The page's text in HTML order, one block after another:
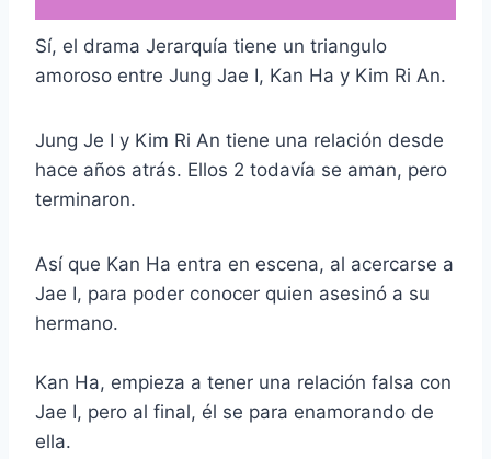
Sí, el drama Jerarquía tiene un triangulo
amoroso entre Jung Jae I, Kan Ha y Kim Ri An.
Jung Je I y Kim Ri An tiene una relación desde
hace años atrás. Ellos 2 todavía se aman, pero
terminaron.
Así que Kan Ha entra en escena, al acercarse a
Jae I, para poder conocer quien asesinó a su
hermano.
Kan Ha, empieza a tener una relación falsa con
Jae I, pero al final, él se para enamorando de
ella.